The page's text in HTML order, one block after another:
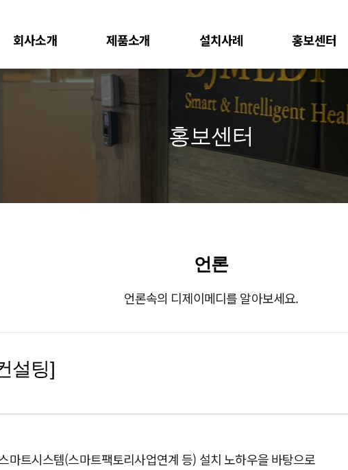
회사소개
회사개요
제품소개
솔루션
이력추적시스템
복약관리 앱
설치사례
원외탕전실
한방병원/한의원
기관
홍보센터
언론사
영상
홍보센터
언론
언론속의 디제이메디를 알아보세요.
설팅]
마트시스템(스마트팩토리사업연계 등) 설치 노하우을 바탕으로